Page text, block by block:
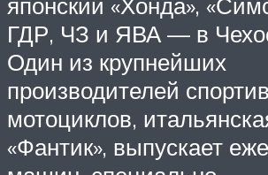
ГДР, ЧЗ и ЯВА — в
Один из крупнейших
производителей
мотоциклов,
«Фантик», выпускает